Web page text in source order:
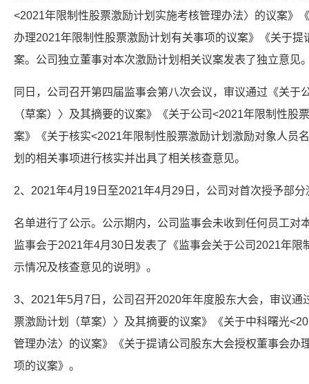
<2021年限制性股票激励计划实施考核管理办法〉的议案》
办理2021年限制性股票激励计划有关事项的议案》《关于
案。公司独立董事对本次激励计划相关议案发表了独立意见
同日，公司召开第四届监事会第八次会议，审议通过《关于
（草案）〉及其摘要的议案》《关于公司<2021年限制性股
案》《关于核实<2021年限制性股票激励计划激励对象人员
划的相关事项进行核实并出具了相关核查意见。
2、2021年4月19日至2021年4月29日，公司对首次授予部分
名单进行了公示。公示期内，公司监事会未收到任何员工对
监事会于2021年4月30日发表了《监事会关于公司2021年
示情况及核查意见的说明》。
3、2021年5月7日，公司召开2020年年度股东大会，审议通
票激励计划（草案）〉及其摘要的议案》《关于中科曙光
管理办法〉的议案》《关于提请公司股东大会授权董事会办
项的议案》。